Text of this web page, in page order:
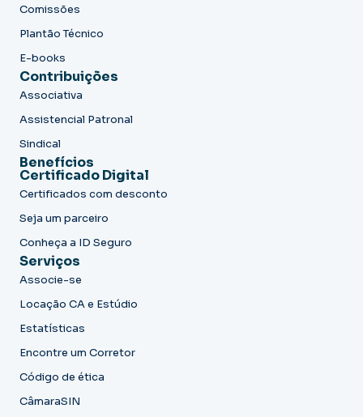
Comissões
Plantão Técnico
E-books
Contribuições
Associativa
Assistencial Patronal
Sindical
Benefícios
Certificado Digital
Certificados com desconto
Seja um parceiro
Conheça a ID Seguro
Serviços
Associe-se
Locação CA e Estúdio
Estatísticas
Encontre um Corretor
Código de ética
CâmaraSIN